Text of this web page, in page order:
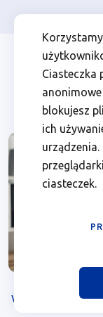
Ciasteczka
blokujesz
ich
ciasteczek.
z
02.10
Ochrona
Przejdź
głównej
nawigacji
Przejdź
wyszukiwarki
Przejdź
zawartości
strony
Przejdź
stopki
Top
Osoba
WEBINARIUM